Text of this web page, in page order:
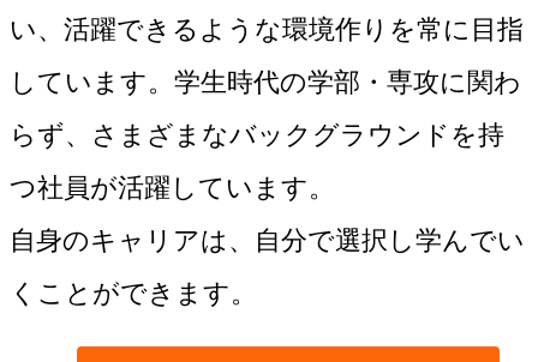
い、活躍できるような環境作りを常に目指
しています。学生時代の学部・専攻に関わ
らず、さまざまなバックグラウンドを持
つ社員が活躍しています。
自身のキャリアは、自分で選択し学んでい
くことができます。